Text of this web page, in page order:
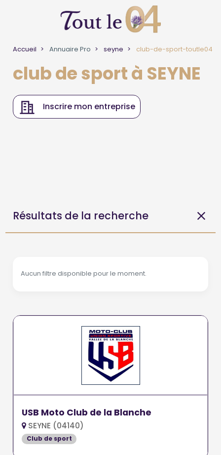
Accueil Annuaire Pro seyne club-de-sport-toutle04
club de sport à SEYNE
Inscrire mon entreprise
Résultats de la recherche
Aucun filtre disponible pour le moment.
USB Moto Club de la Blanche
SEYNE (04140)
Club de sport